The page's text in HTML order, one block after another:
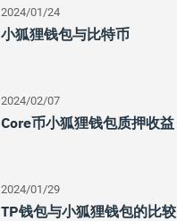
2024/01/24
小狐狸钱包与比特币
2024/02/07
Core币小狐狸钱包质押收益
2024/01/29
TP钱包与小狐狸钱包的比较